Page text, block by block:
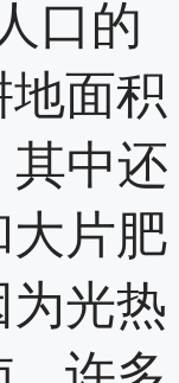
口的
面积
其中还
大片肥
光热